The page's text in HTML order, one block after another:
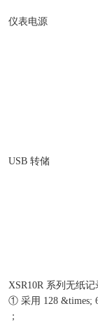
仪表电源
USB 转储
XSR10R 系列无纸记
① 采用 128 &times;
；